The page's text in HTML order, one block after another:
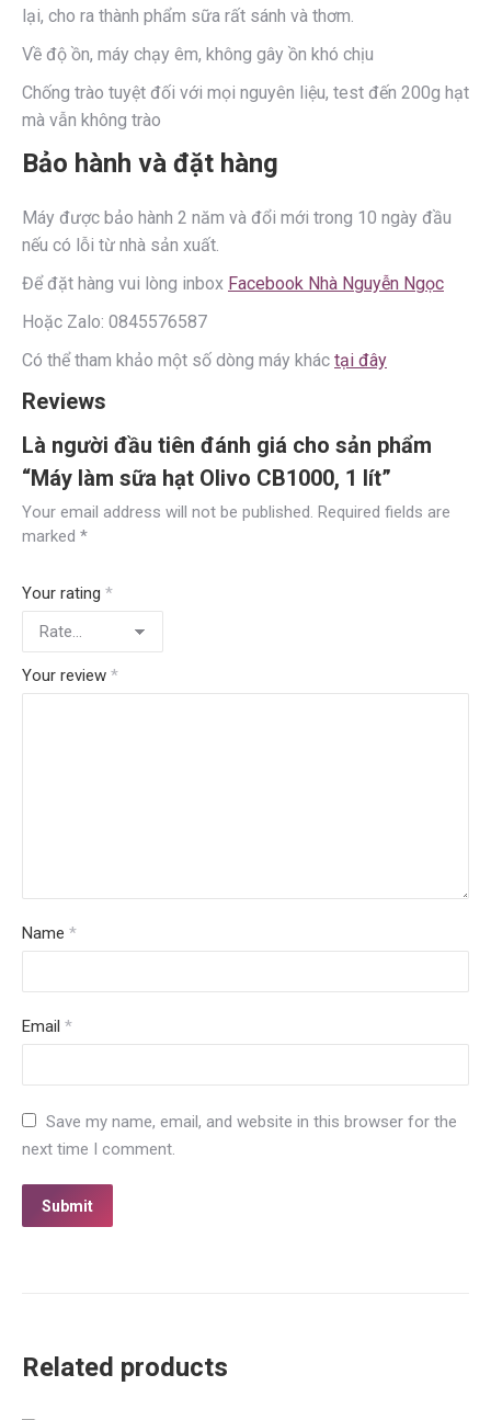
lại, cho ra thành phẩm sữa rất sánh và thơm.
Về độ ồn, máy chạy êm, không gây ồn khó chịu
Chống trào tuyệt đối với mọi nguyên liệu, test đến 200g hạt
mà vẫn không trào
Bảo hành và đặt hàng
Máy được bảo hành 2 năm và đổi mới trong 10 ngày đầu
nếu có lỗi từ nhà sản xuất.
Để đặt hàng vui lòng inbox Facebook Nhà Nguyễn Ngọc
Hoặc Zalo: 0845576587
Có thể tham khảo một số dòng máy khác tại đây
Reviews
Là người đầu tiên đánh giá cho sản phẩm
“Máy làm sữa hạt Olivo CB1000, 1 lít”
Your email address will not be published. Required fields are
marked *
Your rating *
Your review *
Name *
Email *
Save my name, email, and website in this browser for the
next time I comment.
Related products